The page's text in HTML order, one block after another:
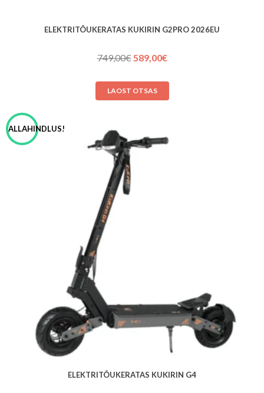
ELEKTRITÕUKERATAS KUKIRIN G2PRO 2026EU
749,00€ Algne
oli:
749,00€.
589,00€Praegune
on:
LAOST OTSAS
ALLAHINDLUS!
ELEKTRITÕUKERATAS KUKIRIN G4